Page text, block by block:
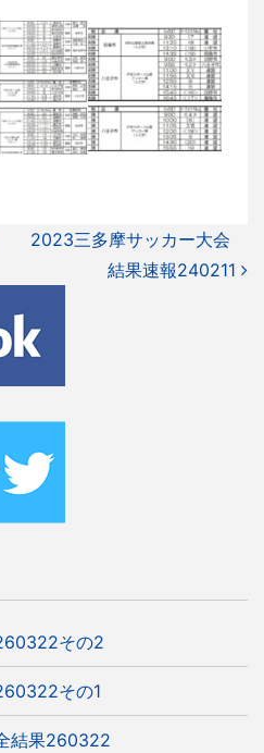
2023三多摩サッカー大会
結果速報240211
その2
その1
結果260322